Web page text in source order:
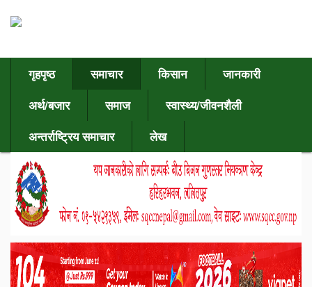
गृहपृष्ठ समाचार किसान
जानकारी
अर्थ/बजार
समाज
स्वास्थ्य/जीवनशैली
अन्तर्राष्ट्रिय समाचार
लेख